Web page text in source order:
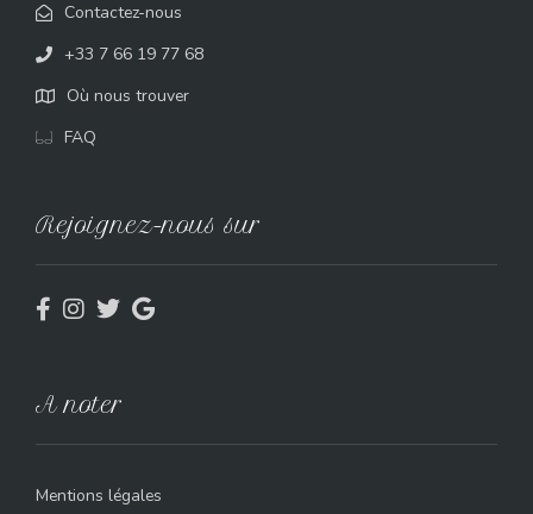
Contactez-nous
+33 7 66 19 77 68
Où nous trouver
FAQ
Rejoignez-nous sur
A noter
Mentions légales